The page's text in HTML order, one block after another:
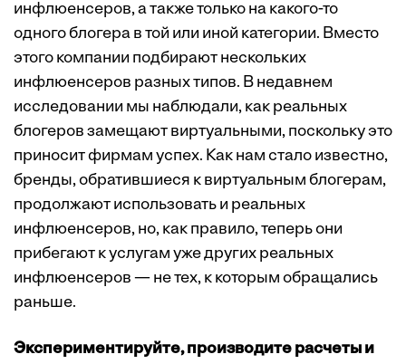
инфлюенсеров, а также только на какого-то
одного блогера в той или иной категории. Вместо
этого компании подбирают нескольких
инфлюенсеров разных типов. В недавнем
исследовании мы наблюдали, как реальных
блогеров замещают виртуальными, поскольку это
приносит фирмам успех. Как нам стало известно,
бренды, обратившиеся к виртуальным блогерам,
продолжают использовать и реальных
инфлюенсеров, но, как правило, теперь они
прибегают к услугам уже других реальных
инфлюенсеров — не тех, к которым обращались
раньше.
Экспериментируйте, производите расчеты и